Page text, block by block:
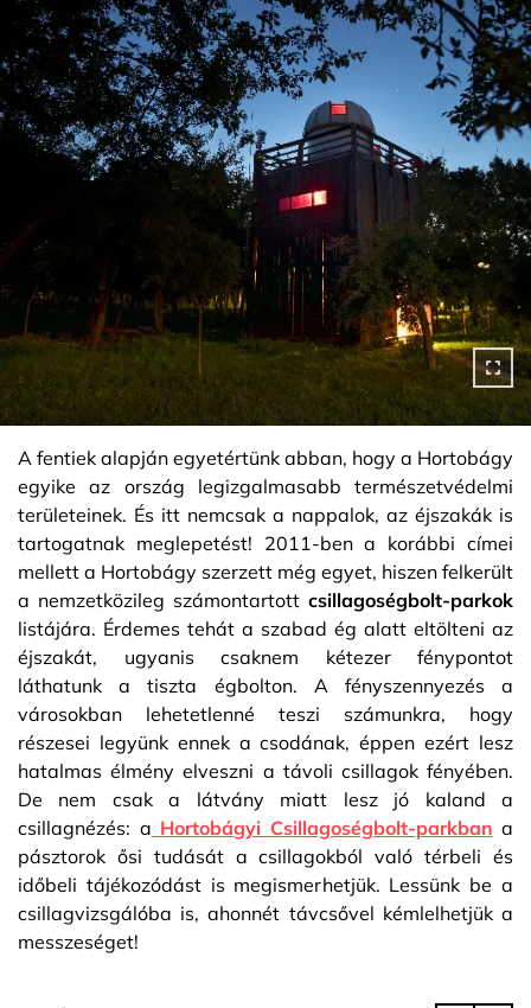
A fentiek alapján egyetértünk abban, hogy a Hortobágy
egyike az ország legizgalmasabb természetvédelmi
területeinek. És itt nemcsak a nappalok, az éjszakák is
tartogatnak meglepetést! 2011-ben a korábbi címei
mellett a Hortobágy szerzett még egyet, hiszen felkerült
a nemzetközileg számontartott csillagoségbolt-parkok
listájára. Érdemes tehát a szabad ég alatt eltölteni az
éjszakát, ugyanis csaknem kétezer fénypontot
láthatunk a tiszta égbolton. A fényszennyezés a
városokban lehetetlenné teszi számunkra, hogy
részesei legyünk ennek a csodának, éppen ezért lesz
hatalmas élmény elveszni a távoli csillagok fényében.
De nem csak a látvány miatt lesz jó kaland a
csillagnézés: a Hortobágyi Csillagoségbolt-parkban a
pásztorok ősi tudását a csillagokból való térbeli és
időbeli tájékozódást is megismerhetjük. Lessünk be a
csillagvizsgálóba is, ahonnét távcsővel kémlelhetjük a
messzeséget!